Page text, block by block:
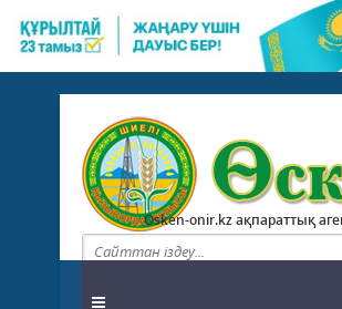
Osken-onir.kz ақпараттық